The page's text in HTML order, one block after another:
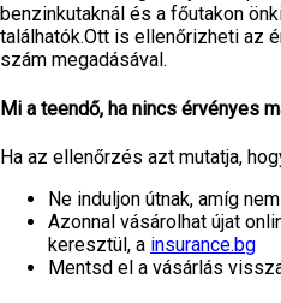
benzinkutaknál és a főutakon
találhatók.Ott is ellenőrizheti az
szám megadásával.
Mi a teendő, ha nincs érvényes
Ha az ellenőrzés azt mutatja,
Ne induljon útnak, amíg
Azonnal vásárolhat újat
keresztül, a insurance.bg
Mentsd el a vásárlás